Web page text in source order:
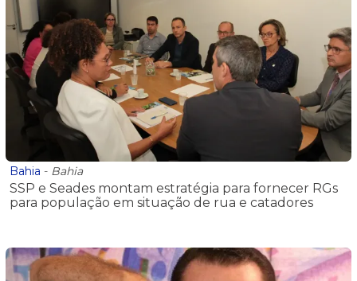
Bahia - Bahia
SSP e Seades montam estratégia para fornecer RGs
para população em situação de rua e catadores